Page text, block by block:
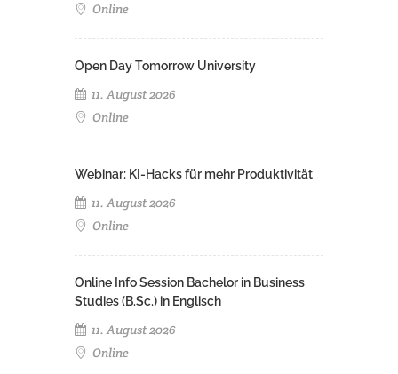
Online
Open Day Tomorrow University
11. August 2026
Online
Webinar: KI-Hacks für mehr Produktivität
11. August 2026
Online
Online Info Session Bachelor in Business
Studies (B.Sc.) in Englisch
11. August 2026
Online